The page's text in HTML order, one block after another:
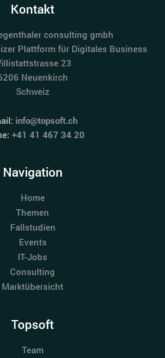
Kontakt
consulting gmbh
Plattform für Digitales Business
23
Neuenkirch
Schweiz
info@topsoft.ch
+41 41 467 34 20
Navigation
Home
Themen
Fallstudien
Events
IT-Jobs
Consulting
Marktübersicht
Topsoft
Team